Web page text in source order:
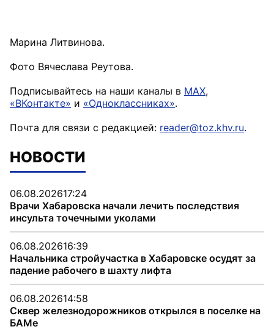
Марина Литвинова.
Фото Вячеслава Реутова.
Подписывайтесь на наши каналы в MAX,
«ВКонтакте» и «Одноклассниках».
Почта для связи с редакцией: reader@toz.khv.ru.
НОВОСТИ
06.08.202617:24
Врачи Хабаровска начали лечить последствия
инсульта точечными уколами
06.08.202616:39
Начальника стройучастка в Хабаровске осудят за
падение рабочего в шахту лифта
06.08.202614:58
Сквер железнодорожников открылся в поселке на
БАМе